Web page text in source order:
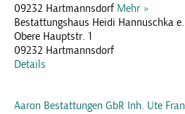
09232 Hartmannsdorf Mehr »
Bestattungshaus Heidi Hannuschka
Obere Hauptstr. 1
09232 Hartmannsdorf
Details
Aaron Bestattungen GbR Inh. Ute